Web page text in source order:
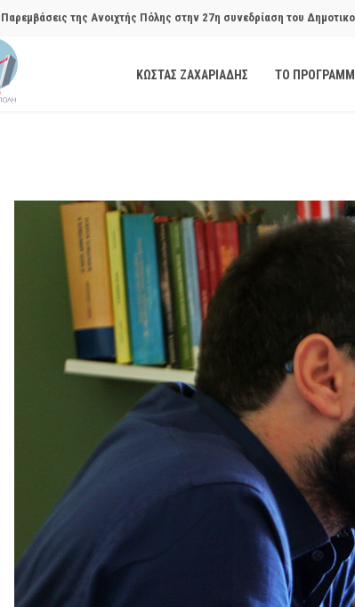
Συμβουλίου του Δήμου…
Παρεμβάσεις της Ανοιχτής Πόλης στην 29η συνεδρίαση του Δημοτικού
Συμβουλίου του Δήμου…
Θεσμική θωράκιση των εγκύων αιρετών μετά από την παρέμβαση της
Να αποκατασταθεί με εγγυήσεις, διαφάνεια και δημοσιότητα το
ασφάλειας στην Κυψέλη
ΚΩΣΤΑΣ ΖΑΧΑΡΙΑΔΗΣ ΤΟ